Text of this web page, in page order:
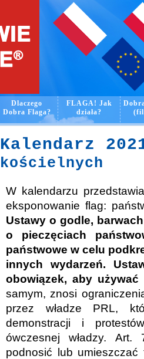
Dlaczego
Dobra Flaga?
FLAGA! Jak
działa?
Kalendarz
kościelnych
W kalendarzu
eksponowanie flag:
Ustawy o godle,
o pieczęciach
państwowe w celu
innych wydarzeń.
obowiązek, aby
samym, znosi
przez władze PRL,
demonstracji i
ówczesnej władzy.
podnosić lub